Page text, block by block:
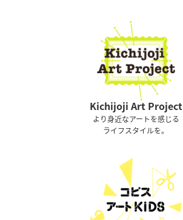
Kichijoji Art Project
より身近なアートを感じる
ライフスタイルを。